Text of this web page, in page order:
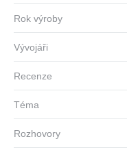
Rok výroby
Vývojáři
Recenze
Téma
Rozhovory